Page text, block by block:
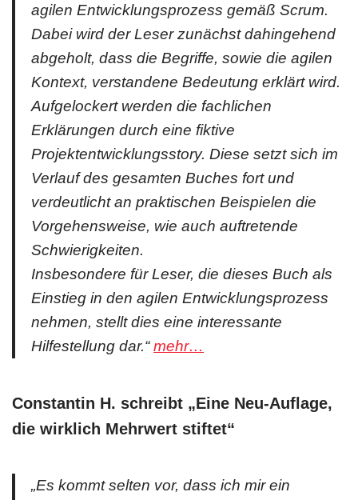
agilen Entwicklungsprozess gemäß Scrum.
Dabei wird der Leser zunächst dahingehend
abgeholt, dass die Begriffe, sowie die agilen
Kontext, verstandene Bedeutung erklärt wird.
Aufgelockert werden die fachlichen
Erklärungen durch eine fiktive
Projektentwicklungsstory. Diese setzt sich im
Verlauf des gesamten Buches fort und
verdeutlicht an praktischen Beispielen die
Vorgehensweise, wie auch auftretende
Schwierigkeiten.
Insbesondere für Leser, die dieses Buch als
Einstieg in den agilen Entwicklungsprozess
nehmen, stellt dies eine interessante
Hilfestellung dar.“mehr…
Constantin H. schreibt „Eine Neu-Auflage,
die wirklich Mehrwert stiftet“
„Es kommt selten vor, dass ich mir ein